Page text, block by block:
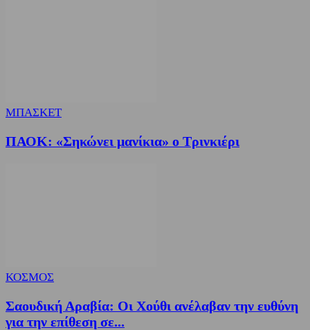
ΜΠΑΣΚΕΤ
ΠΑΟΚ: «Σηκώνει μανίκια» ο Τρινκιέρι
ΚΟΣΜΟΣ
Σαουδική Αραβία: Οι Χούθι ανέλαβαν την ευθύνη
για την επίθεση σε...